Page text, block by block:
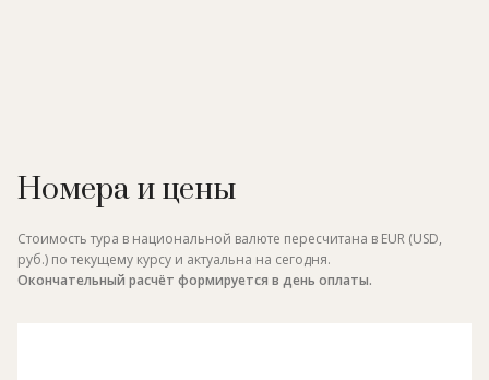
Номера и цены
Стоимость тура в национальной валюте пересчитана в EUR (USD,
руб.) по текущему курсу и актуальна на сегодня.
Окончательный расчёт формируется в день оплаты.